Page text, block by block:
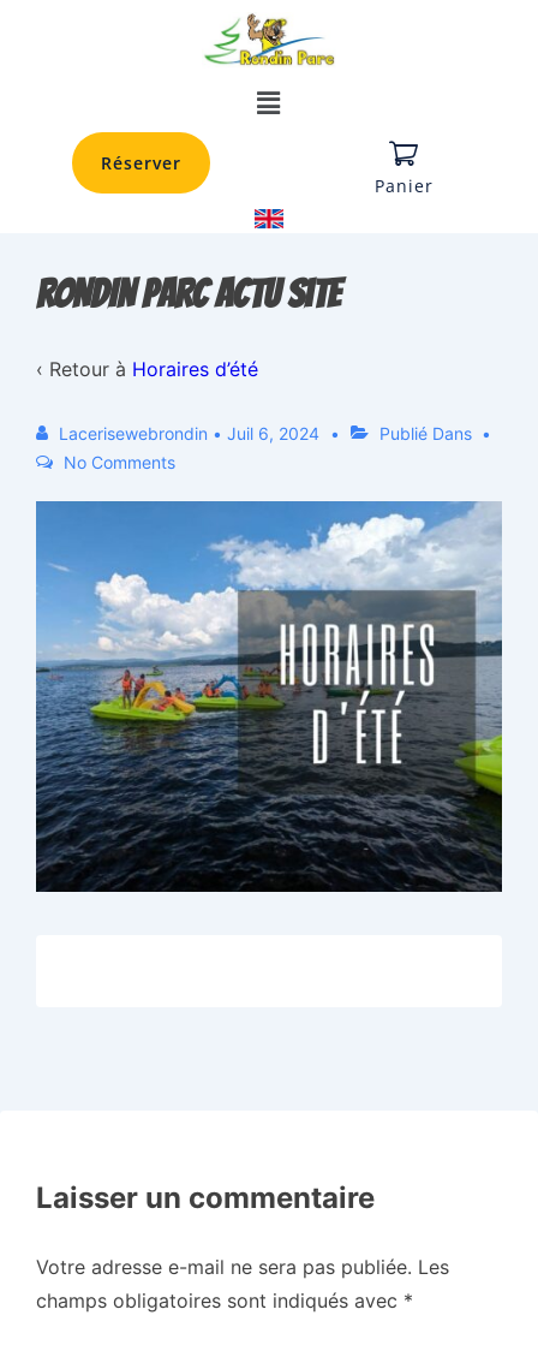
Réserver
Panier
RONDIN PARC actu site
‹ Retour à Horaires d’été
Lacerisewebrondin • Juil 6, 2024
Publié Dans
No Comments
Laisser un commentaire
Votre adresse e-mail ne sera pas publiée. Les
champs obligatoires sont indiqués avec *